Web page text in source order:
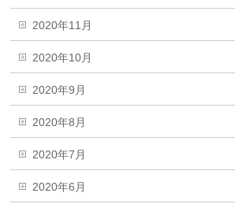
2020年11月
2020年10月
2020年9月
2020年8月
2020年7月
2020年6月